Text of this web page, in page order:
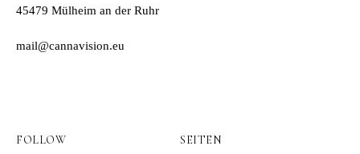
45479 Mülheim an der Ruhr
mail@cannavision.eu
FOLLOW SEITEN